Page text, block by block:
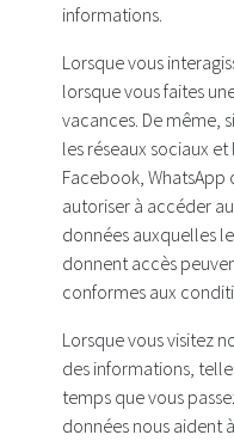
informations.
Lorsque vous
lorsque vous faites
vacances. De même,
les réseaux sociaux
Facebook, WhatsApp
autoriser à accéder
données auxquelles
donnent accès
conformes aux
Lorsque vous visitez
des informations,
temps que vous
données nous aident